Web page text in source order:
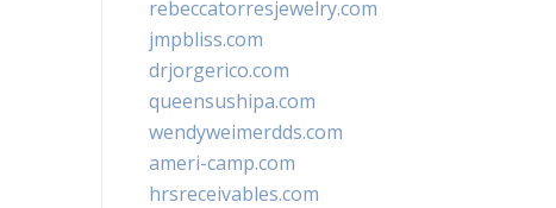
rebeccatorresjewelry.com
jmpbliss.com
drjorgerico.com
queensushipa.com
wendyweimerdds.com
ameri-camp.com
hrsreceivables.com